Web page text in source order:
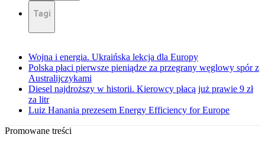
Tagi
Wojna i energia. Ukraińska lekcja dla Europy
Polska płaci pierwsze pieniądze za przegrany węglowy spór z
Australijczykami
Diesel najdroższy w historii. Kierowcy płacą już prawie 9 zł
za litr
Luiz Hanania prezesem Energy Efficiency for Europe
Promowane treści